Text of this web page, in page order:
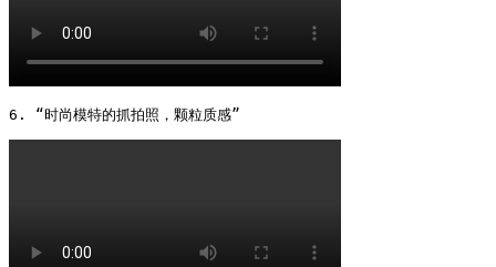
6. “时尚模特的抓拍照，颗粒质感”